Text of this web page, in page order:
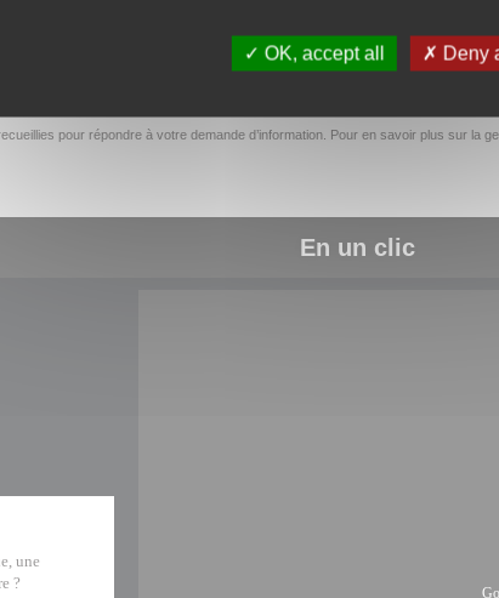
pour répondre à votre demande d’information. Pour en savoir plus sur la
En un clic
une
?
OK, accept all Deny